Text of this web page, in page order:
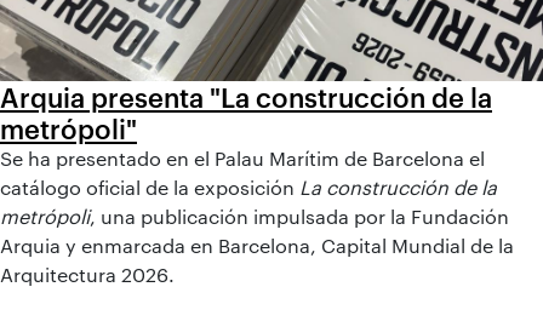
Arquia presenta "La construcción de la
metrópoli"
Se ha presentado en el Palau Marítim de Barcelona el
catálogo oficial de la exposición La construcción de la
metrópoli, una publicación impulsada por la Fundación
Arquia y enmarcada en Barcelona, Capital Mundial de la
Arquitectura 2026.